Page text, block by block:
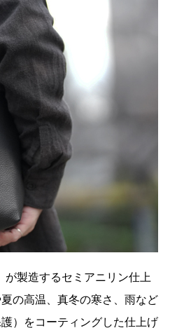
が製造するセミアニリン仕上
の高温、真冬の寒さ、雨など
）をコーティングした仕上げ